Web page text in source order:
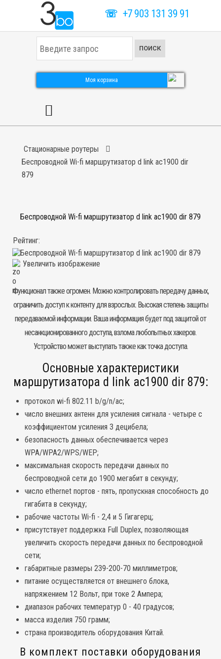
☏ +7 903 131 39 91
к
а
ь
ПОИСК
Моя корзина
Стационарные роутеры
Беспроводной Wi-fi маршрутизатор d link ac1900 dir
879
Беспроводной Wi-fi маршрутизатор d link ac1900 dir 879
Рейтинг:
Увеличить изображение
Функционал также огромен. Можно контролировать передачу данных,
ограничить доступ к контенту для взрослых. Высокая степень защиты
передаваемой информации. Ваша информация будет под защитой от
несанкционированного доступа, взлома любопытных хакеров.
Устройство может выступать также какточка доступа.
Основные характеристики
маршрутизатора d link ac1900 dir 879:
протокол wi-fi 802.11 b/g/n/ac;
число внешних антенн для усиления сигнала - четыре с
коэффициентом усиления 3 децибела;
безопасность данных обеспечивается через
WPA/WPA2/WPS/WEP;
максимальная скорость передачи данных по
беспроводной сети до 1900 мегабит в секунду;
число ethernet портов - пять, пропускная способность до
гигабита в секунду;
рабочие частоты Wi-fi - 2,4 и 5 Гигагерц;
присутствует поддержка Full Duplex, позволяющая
увеличить скорость передачи данных по беспроводной
сети;
габаритные размеры 239-200-70 миллиметров;
питание осуществляется от внешнего блока,
напряжением 12 Вольт, при токе 2 Ампера;
диапазон рабочих температур 0 - 40 градусов;
масса изделия 750 грамм;
страна производитель оборудования Китай.
В комплект поставки оборудования